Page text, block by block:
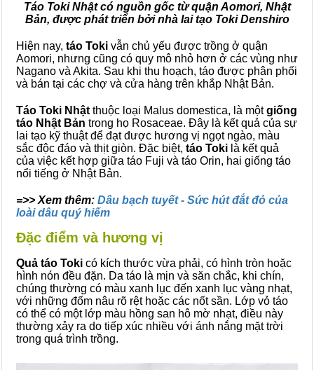
Táo Toki Nhật có nguồn gốc từ quận Aomori, Nhật
Bản, được phát triển bởi nhà lai tạo Toki Denshiro
Hiện nay, táo Toki vẫn chủ yếu được trồng ở quận
Aomori, nhưng cũng có quy mô nhỏ hơn ở các vùng như
Nagano và Akita. Sau khi thu hoạch, táo được phân phối
và bán tại các chợ và cửa hàng trên khắp Nhật Bản.
Táo Toki Nhật thuộc loại Malus domestica, là mộtgiống
táo Nhật Bản trong họ Rosaceae. Đây là kết quả của sự
lai tạo kỹ thuật để đạt được hương vị ngọt ngào, màu
sắc độc đáo và thịt giòn. Đặc biệt, táo Toki là kết quả
của việc kết hợp giữa táo Fuji và táo Orin, hai giống táo
nổi tiếng ở Nhật Bản.
=>> Xem thêm: Dâu bạch tuyết - Sức hút đắt đỏ của
loài dâu quý hiếm
Đặc điểm và hương vị
Quả táo Toki có kích thước vừa phải, có hình tròn hoặc
hình nón đều đặn. Da táo là mịn và săn chắc, khi chín,
chúng thường có màu xanh lục đến xanh lục vàng nhạt,
với những đốm nâu rõ rệt hoặc các nốt sần. Lớp vỏ táo
có thể có một lớp màu hồng san hô mờ nhạt, điều này
thường xảy ra do tiếp xúc nhiều với ánh nắng mặt trời
trong quá trình trồng.